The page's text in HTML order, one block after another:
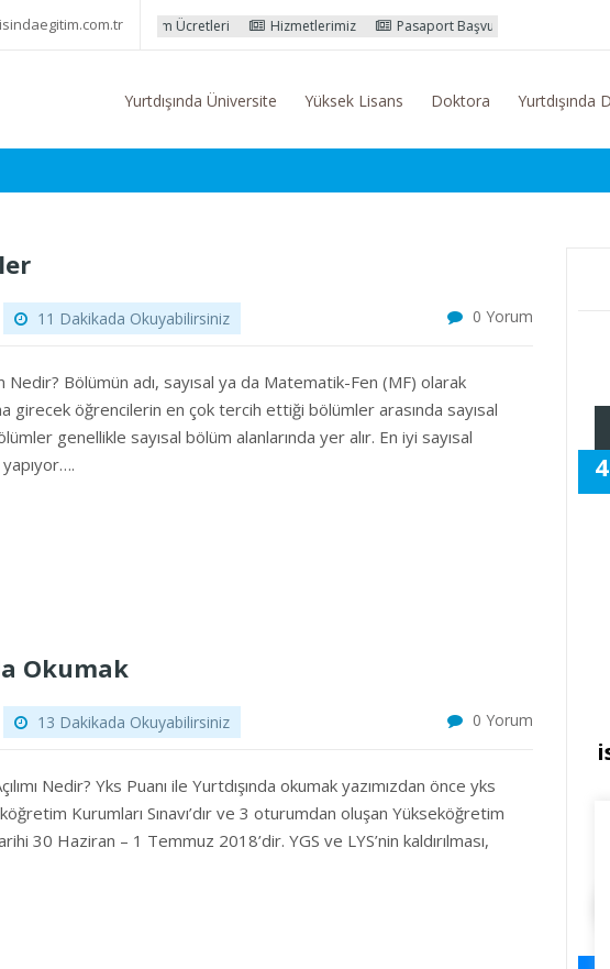
Eğitim Ücretleri Hizmetlerimiz Pasaport Başvuru İşlemleri Yurtdışı Eğitim
Yurtdışında Üniversite Yüksek Lisans Doktora Yurtdışında
11 Dakikada Okuyabilirsiniz 0 Yorum
Nedir? Bölümün adı, sayısal ya da Matematik-Fen (MF) olarak
girecek öğrencilerin en çok tercih ettiği bölümler arasında sayısal
genellikle sayısal bölüm alanlarında yer alır. En iyi sayısal
Okumak
13 Dakikada Okuyabilirsiniz 0 Yorum
Nedir? Yks Puanı ile Yurtdışında okumak yazımızdan önce yks
Kurumları Sınavı’dır ve 3 oturumdan oluşan Yükseköğretim
30 Haziran – 1 Temmuz 2018’dir. YGS ve LYS’nin kaldırılması,